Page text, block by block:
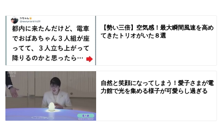
【勢い三倍】空気感！最大瞬間風速を高め
てきたトリオがいた８選
自然と笑顔になってしまう！愛子さまが電
力館で光を集める様子が可愛らし過ぎる